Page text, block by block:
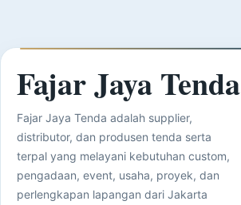
Fajar Jaya Tenda
Fajar Jaya Tenda adalah supplier,
distributor, dan produsen tenda serta
terpal yang melayani kebutuhan custom,
pengadaan, event, usaha, proyek, dan
perlengkapan lapangan dari Jakarta